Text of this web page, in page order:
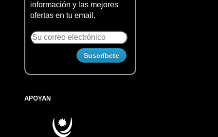
información y las mejores
ofertas en tu email.
APOYAN